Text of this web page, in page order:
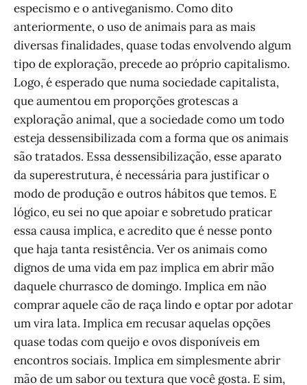
especismo e o antiveganismo. Como dito
anteriormente, o uso de animais para as mais
diversas finalidades, quase todas envolvendo algum
tipo de exploração, precede ao próprio capitalismo.
Logo, é esperado que numa sociedade capitalista,
que aumentou em proporções grotescas a
exploração animal, que a sociedade como um todo
esteja dessensibilizada com a forma que os animais
são tratados. Essa dessensibilização, esse aparato
da superestrutura, é necessária para justificar o
modo de produção e outros hábitos que temos. E
lógico, eu sei no que apoiar e sobretudo praticar
essa causa implica, e acredito que é nesse ponto
que haja tanta resistência. Ver os animais como
dignos de uma vida em paz implica em abrir mão
daquele churrasco de domingo. Implica em não
comprar aquele cão de raça lindo e optar por adotar
um vira lata. Implica em recusar aquelas opções
quase todas com queijo e ovos disponíveis em
encontros sociais. Implica em simplesmente abrir
mão de um sabor ou textura que você gosta. E sim,